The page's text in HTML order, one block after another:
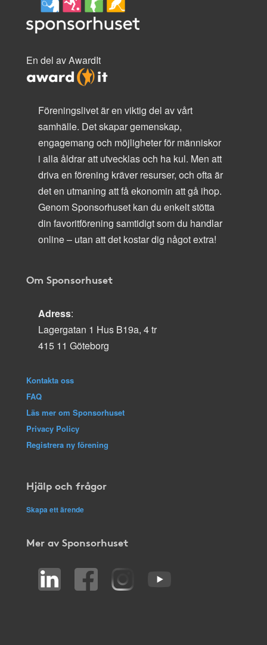
En del av AwardIt
Föreningslivet är en viktig del av vårt
samhälle. Det skapar gemenskap,
engagemang och möjligheter för människor
i alla åldrar att utvecklas och ha kul. Men att
driva en förening kräver resurser, och ofta är
det en utmaning att få ekonomin att gå ihop.
Genom Sponsorhuset kan du enkelt stötta
din favoritförening samtidigt som du handlar
online – utan att det kostar dig något extra!
Om Sponsorhuset
Adress:
Lagergatan 1 Hus B19a, 4 tr
415 11 Göteborg
Kontakta oss
FAQ
Läs mer om Sponsorhuset
Privacy Policy
Registrera ny förening
Hjälp och frågor
Skapa ett ärende
Mer av Sponsorhuset